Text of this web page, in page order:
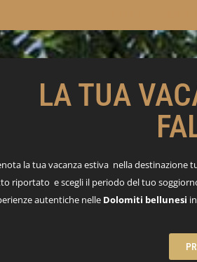
LA TUA
la tua vacanza estiva nella destinazione
riportato e scegli il periodo del tuo
autentiche nelle Dolomiti bellunesi